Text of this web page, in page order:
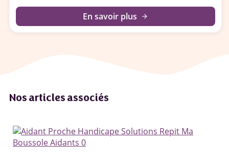
En savoir plus arrow_forward
Nos articles associés